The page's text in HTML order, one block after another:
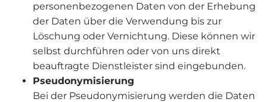
personenbezogenen Daten von der Erhebung
der Daten über die Verwendung bis zur
Löschung oder Vernichtung. Diese können wir
selbst durchführen oder von uns direkt
beauftragte Dienstleister sind eingebunden.
Pseudonymisierung
Bei der Pseudonymisierung werden die Daten